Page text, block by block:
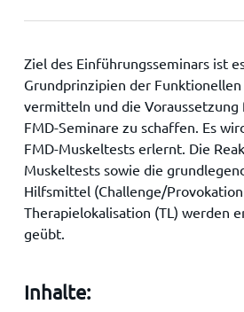
Ziel des Einführungsseminars ist
Grundprinzipien der
vermitteln und die
FMD-Seminare zu schaffen. Es
FMD-Muskeltests erlernt. Die
Muskeltests sowie die
Hilfsmittel (Challenge/Provokation
Therapielokalisation (TL) werden
geübt.
Inhalte: